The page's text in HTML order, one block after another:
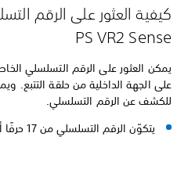
كيفية العثور على الرقم
PS VR2 Sense
للكشف عن الرقم التسلسلي.
يتكوّن الرقم التسلسلي من 17 حرفًا أبجديًا رقميًا.